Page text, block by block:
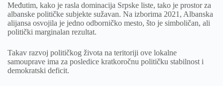
Međutim, kako je rasla dominacija Srpske liste, tako je prostor za
albanske političke subjekte sužavan. Na izborima 2021, Albanska
alijansa osvojila je jedno odborničko mesto, što je simboličan, ali
politički marginalan rezultat.
Takav razvoj političkog života na teritoriji ove lokalne
samouprave ima za posledice kratkoročnu političku stabilnost i
demokratski deficit.